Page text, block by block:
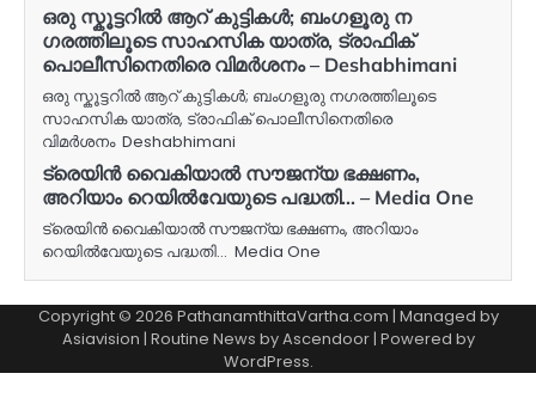
ഒരു സ്കൂട്ടറിൽ ആറ് കുട്ടികൾ; ബം​ഗളൂരു ന​
ഗരത്തിലൂടെ സാഹസിക യാത്ര, ട്രാഫിക്
പൊലീസിനെതിരെ വിമര്‍ശനം – Deshabhimani
ഒരു സ്കൂട്ടറിൽ ആറ് കുട്ടികൾ; ബം​ഗളൂരു ന​ഗരത്തിലൂടെ
സാഹസിക യാത്ര, ട്രാഫിക് പൊലീസിനെതിരെ
വിമര്‍ശനം Deshabhimani
ട്രെയിൻ വൈകിയാൽ സൗജന്യ ഭക്ഷണം,
അറിയാം​ റെയിൽവേയുടെ പദ്ധതി… – Media One
ട്രെയിൻ വൈകിയാൽ സൗജന്യ ഭക്ഷണം, അറിയാം​
റെയിൽവേയുടെ പദ്ധതി… Media One
Copyright © 2026 PathanamthittaVartha.com | Managed by
Asiavision | Routine News byAscendoor| Powered by
WordPress.